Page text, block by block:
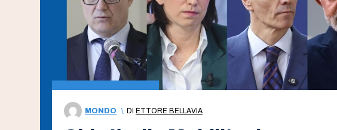
MONDO \ DI ETTORE BELLAVIA